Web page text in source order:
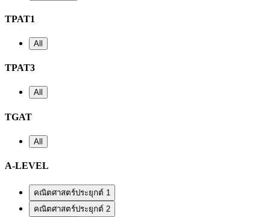
TPAT1
All
TPAT3
All
TGAT
All
A-LEVEL
คณิตศาสตร์ประยุกต์ 1
คณิตศาสตร์ประยุกต์ 2